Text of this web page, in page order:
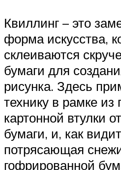
Квиллинг – это
форма искусства,
склеиваются
бумаги для
рисунка. Здесь
технику в рамке из
картонной втулки
бумаги, и, как
потрясающая
гофрированной